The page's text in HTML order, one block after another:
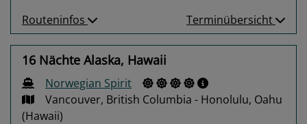
Routeninfos Terminübersicht
16 Nächte Alaska, Hawaii
Norwegian Spirit
Vancouver, British Columbia - Honolulu, Oahu
(Hawaii)